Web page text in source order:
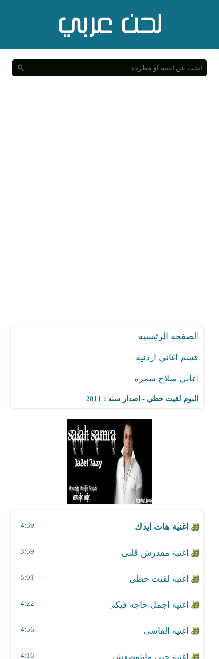
البوم لقيت حظي - اصدار سنه : 2011
اغنية هات ايدك
4:39
اغنية مقدرش قلبى
3:59
اغنية لقيت حظى
5:01
اغنية اجمل حاجه فيكى
4:22
اغنية القاسى
4:56
اغنية حبى مايتوصفش
4:16